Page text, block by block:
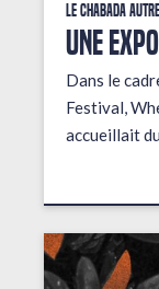
Le Chabada
Une
Dans le
Festival,
accueillait